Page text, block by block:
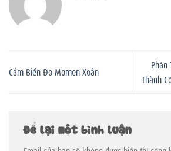
Cảm Biến Đo Momen Xoắn
Phân
Thành
Để lại một bình luận